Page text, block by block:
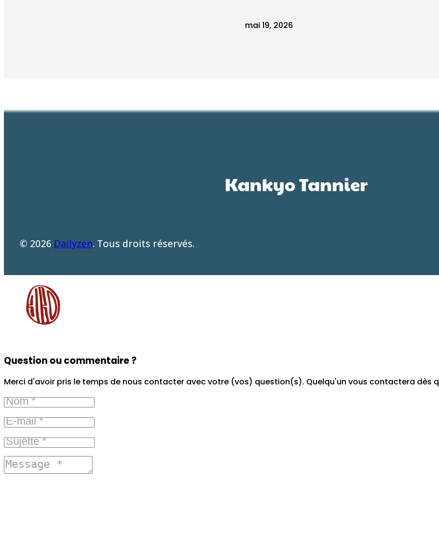
mai 19, 2026
© 2026 Dailyzen. Tous droits réservés.
Question ou commentaire ?
Merci d'avoir pris le temps de nous contacter avec votre (vos) question(s). Quelqu'un vous contactera dès